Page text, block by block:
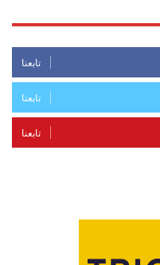
تابعنا
تابعنا
تابعنا